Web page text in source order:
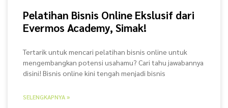
Pelatihan Bisnis Online Ekslusif dari
Evermos Academy, Simak!
Tertarik untuk mencari pelatihan bisnis online untuk
mengembangkan potensi usahamu? Cari tahu jawabannya
disini! Bisnis online kini tengah menjadi bisnis
SELENGKAPNYA »